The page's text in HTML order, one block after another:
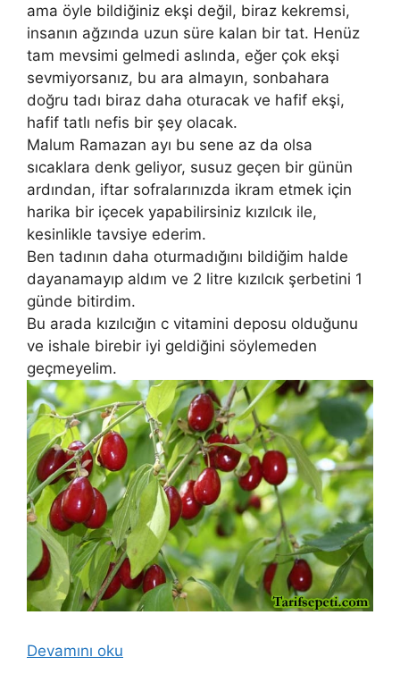
ama öyle bildiğiniz ekşi değil, biraz kekremsi,
insanın ağzında uzun süre kalan bir tat. Henüz
tam mevsimi gelmedi aslında, eğer çok ekşi
sevmiyorsanız, bu ara almayın, sonbahara
doğru tadı biraz daha oturacak ve hafif ekşi,
hafif tatlı nefis bir şey olacak.
Malum Ramazan ayı bu sene az da olsa
sıcaklara denk geliyor, susuz geçen bir günün
ardından, iftar sofralarınızda ikram etmek için
harika bir içecek yapabilirsiniz kızılcık ile,
kesinlikle tavsiye ederim.
Ben tadının daha oturmadığını bildiğim halde
dayanamayıp aldım ve 2 litre kızılcık şerbetini 1
günde bitirdim.
Bu arada kızılcığın c vitamini deposu olduğunu
ve ishale birebir iyi geldiğini söylemeden
geçmeyelim.
Devamını oku